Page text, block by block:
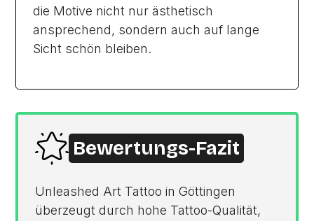
die Motive nicht nur ästhetisch
ansprechend, sondern auch auf lange
Sicht schön bleiben.
Bewertungs-Fazit
Unleashed Art Tattoo in Göttingen
überzeugt durch hohe Tattoo-Qualität,